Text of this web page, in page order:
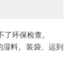
环保检查。
料。装袋、运到